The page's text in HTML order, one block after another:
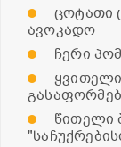
ცოტათი
ავოკადო
ჩერი
წითელი